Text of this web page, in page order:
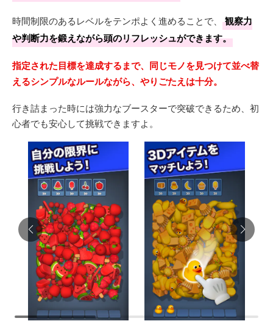
時間制限のあるレベルをテンポよく進めることで、
観察力
や判断力を鍛えながら頭のリフレッシュができます。
指定された目標を達成するまで、同じモノを見つけて並べ替
えるシンプルなルールながら、やりごたえは十分。
行き詰まった時には強力なブースターで突破できるため、初
心者でも安心して挑戦できますよ。